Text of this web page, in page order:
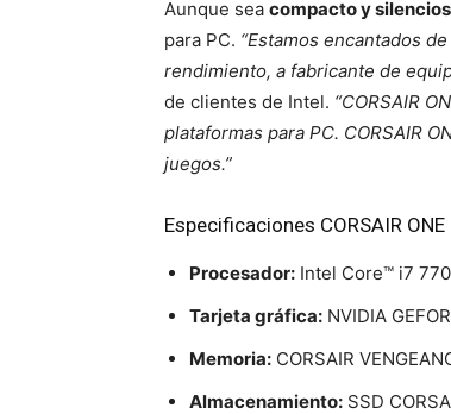
Aunque sea compacto y
para PC. “Estamos encantados
rendimiento, a fabricante de
de clientes de Intel. “CORSAIR
plataformas para PC. CORSAIR
juegos.”
Especificaciones CORSAIR ONE
Procesador: Intel Core™ i7
Tarjeta gráfica: NVIDIA
Memoria: CORSAIR
Almacenamiento: SSD